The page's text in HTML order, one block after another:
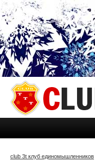
club 3t клуб единомышленников